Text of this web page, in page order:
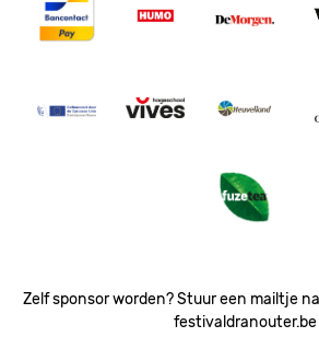
Image Image
Image Image Image
Image
Zelf sponsor worden? Stuur een mailtje
festivaldranouter.be